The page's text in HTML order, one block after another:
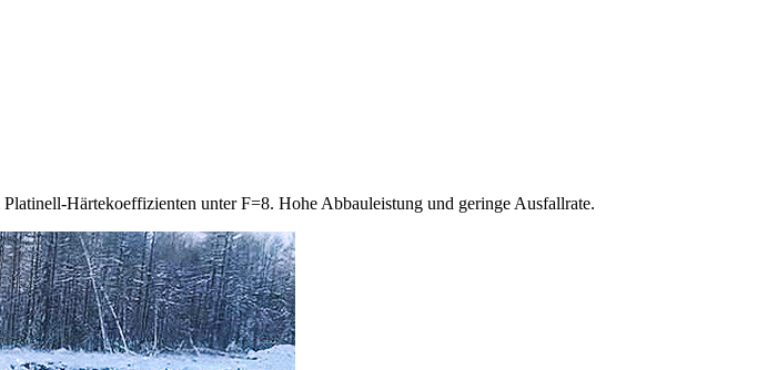
Härtekoeffizienten unter F=8. Hohe Abbauleistung und geringe Ausfallrate.